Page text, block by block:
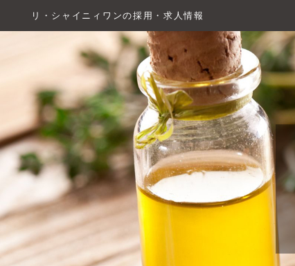
リ・シャイニィワンの採用・求人情報